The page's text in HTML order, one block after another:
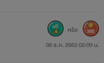
ารของนักเขียน ไม่ได้
าสตร์แต่อย่างใด"
06 ธ.ค. 2563 02:09 น.
หรือ 300